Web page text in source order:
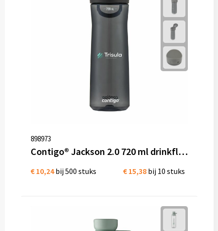
898973
Contigo® Jackson 2.0 720 ml drinkfles Tritan
€ 10,24 bij 500 stuks € 15,38 bij 10 stuks